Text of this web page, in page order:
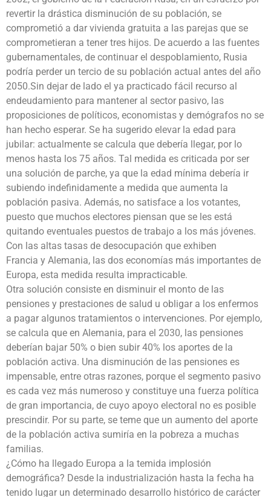
revertir la drástica disminución de su población, se
comprometió a dar vivienda gratuita a las parejas que se
comprometieran a tener tres hijos. De acuerdo a las fuentes
gubernamentales, de continuar el despoblamiento, Rusia
podría perder un tercio de su población actual antes del año
2050.Sin dejar de lado el ya practicado fácil recurso al
endeudamiento para mantener al sector pasivo, las
proposiciones de políticos, economistas y demógrafos no se
han hecho esperar. Se ha sugerido elevar la edad para
jubilar: actualmente se calcula que debería llegar, por lo
menos hasta los 75 años. Tal medida es criticada por ser
una solución de parche, ya que la edad mínima debería ir
subiendo indefinidamente a medida que aumenta la
población pasiva. Además, no satisface a los votantes,
puesto que muchos electores piensan que se les está
quitando eventuales puestos de trabajo a los más jóvenes.
Con las altas tasas de desocupación que exhiben
Francia y Alemania, las dos economías más importantes de
Europa, esta medida resulta impracticable.
Otra solución consiste en disminuir el monto de las
pensiones y prestaciones de salud u obligar a los enfermos
a pagar algunos tratamientos o intervenciones. Por ejemplo,
se calcula que en Alemania, para el 2030, las pensiones
deberían bajar 50% o bien subir 40% los aportes de la
población activa. Una disminución de las pensiones es
impensable, entre otras razones, porque el segmento pasivo
es cada vez más numeroso y constituye una fuerza política
de gran importancia, de cuyo apoyo electoral no es posible
prescindir. Por su parte, se teme que un aumento del aporte
de la población activa sumiría en la pobreza a muchas
familias.
¿Cómo ha llegado Europa a la temida implosión
demográfica? Desde la industrialización hasta la fecha ha
tenido lugar un determinado desarrollo histórico de carácter